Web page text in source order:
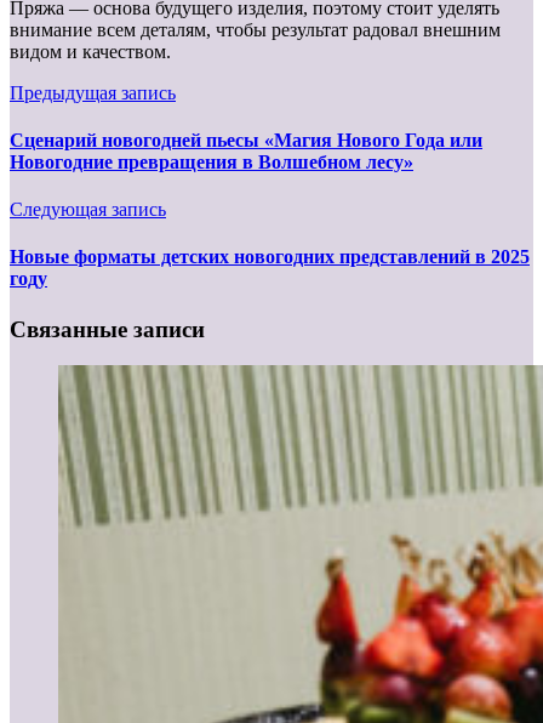
Пряжа — основа будущего изделия, поэтому стоит уделять
внимание всем деталям, чтобы результат радовал внешним
видом и качеством.
Предыдущая запись
Сценарий новогодней пьесы «Магия Нового Года или
Новогодние превращения в Волшебном лесу»
Следующая запись
Новые форматы детских новогодних представлений в 2025
году
Связанные записи